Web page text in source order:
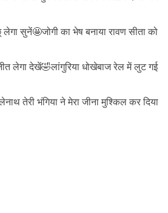
सुनें🤩जोगी का भेष बनाया रावण सीता को
लेगा देखें🤣लांगुरिया धोखेबाज रेल में लुट गई
तेरी भंगिया ने मेरा जीना मुश्किल कर दिया